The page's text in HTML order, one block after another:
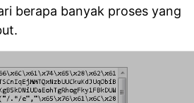
berapa banyak proses yang